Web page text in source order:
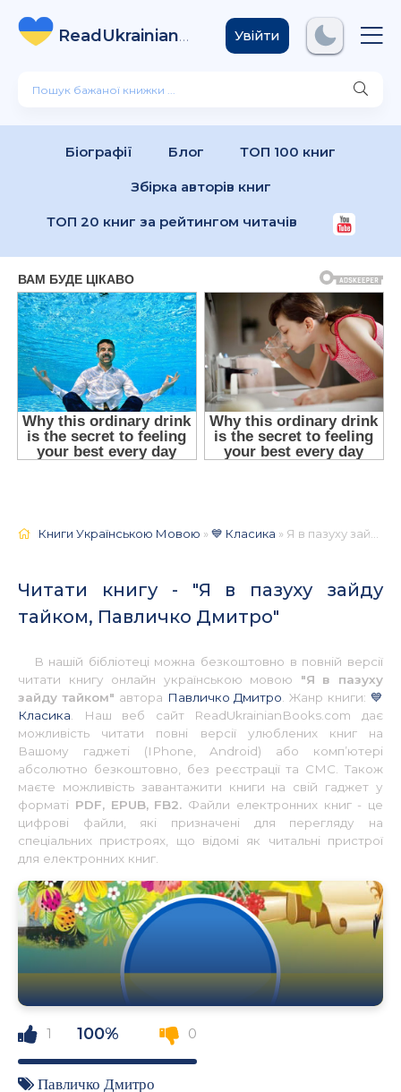
ReadUkrainian
Books .com
Увійти
Біографії Блог ТОП 100 книг
Збірка авторів книг
ТОП 20 книг за рейтингом читачів
Книги Українською Мовою »💙 Класика » Я в пазуху зайду тайком, Павличко Дмитро 📚 - Українською
Читати книгу - "Я в пазуху зайду
тайком, Павличко Дмитро"
В нашій бібліотеці можна безкоштовно в повній версії
читати книгу онлайн українською мовою "Я в пазуху
зайду тайком" автора Павличко Дмитро . Жанр книги:💙
Класика . Наш веб сайт ReadUkrainianBooks.com дає
можливість читати повні версії улюблених книг на
Вашому гаджеті (IPhone, Android) або комп’ютері
абсолютно безкоштовно, без реєстрації та СМС. Також
маєте можливість завантажити книги на свій гаджет у
форматі PDF, EPUB, FB2. Файли електронних книг - це
цифрові файли, які призначені для перегляду на
спеціальних пристроях, що відомі як читальні пристрої
для електронних книг.
1 100% 0
Павличко Дмитро